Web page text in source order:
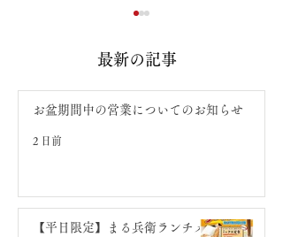
ンチメニュー登場！
最新の記事
お盆期間中の営業についてのお知らせ
2 日前
【平日限定】まる兵衛ランチメ